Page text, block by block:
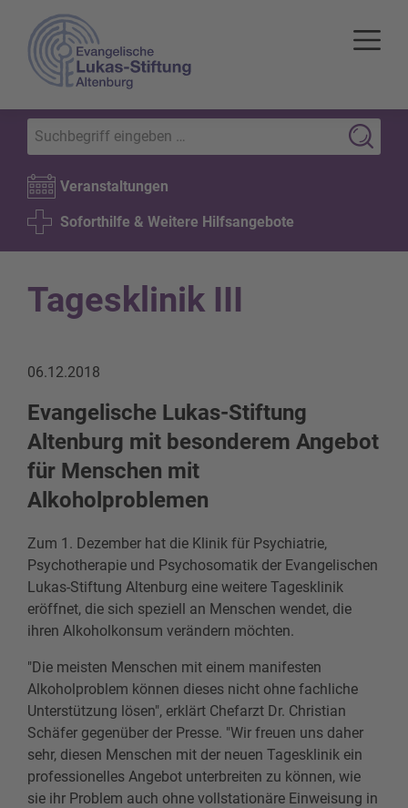
Veranstaltungen
Soforthilfe & Weitere Hilfsangebote
Tagesklinik III
06.12.2018
Evangelische Lukas-Stiftung
Altenburg mit besonderem Angebot
für Menschen mit
Alkoholproblemen
Zum 1. Dezember hat die Klinik für Psychiatrie,
Psychotherapie und Psychosomatik der Evangelischen
Lukas-Stiftung Altenburg eine weitere Tagesklinik
eröffnet, die sich speziell an Menschen wendet, die
ihren Alkoholkonsum verändern möchten.
"Die meisten Menschen mit einem manifesten
Alkoholproblem können dieses nicht ohne fachliche
Unterstützung lösen", erklärt Chefarzt Dr. Christian
Schäfer gegenüber der Presse. "Wir freuen uns daher
sehr, diesen Menschen mit der neuen Tagesklinik ein
professionelles Angebot unterbreiten zu können, wie
sie ihr Problem auch ohne vollstationäre Einweisung in